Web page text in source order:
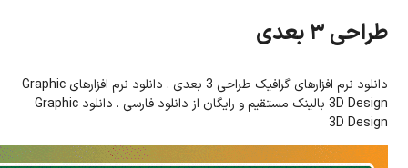
کتاب
وبلاگ
جهت دریافت آخرین اخبار و اطلاعات ما را در کانال رسمی دانلود در
بله دنبال کنید (ورود)
طراحی ۳ بعدی
دانلود نرم افزارهای گرافیک طراحی 3 بعدی . دانلود نرم افزارهای Graphic
3D Design بالینک مستقیم و رایگان از دانلود فارسی . دانلود Graphic
3D Design